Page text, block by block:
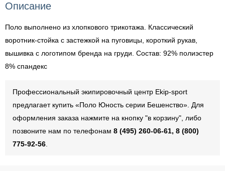
Описание
Поло выполнено из хлопкового трикотажа. Классический
воротник-стойка с застежкой на пуговицы, короткий рукав,
вышивка с логотипом бренда на груди. Состав: 92% полиэстер
8% спандекс
Профессиональный экипировочный центр Ekip-sport
предлагает купить «Поло Юность серии Бешенство». Для
оформления заказа нажмите на кнопку "в корзину", либо
позвоните нам по телефонам 8 (495) 260-06-61, 8 (800)
775-92-56